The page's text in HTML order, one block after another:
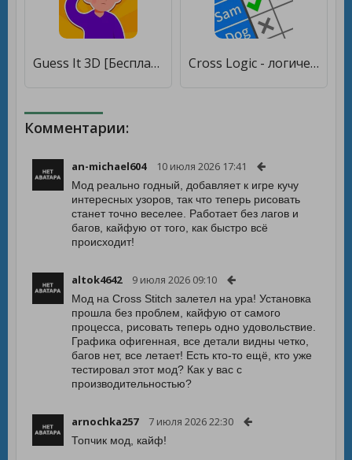
Guess It 3D [Бесплатные покупки] Cross Logic - логические игры [Много монет]
Комментарии:
an-michael604 10 июля 2026 17:41
Мод реально годный, добавляет к игре кучу
интересных узоров, так что теперь рисовать
станет точно веселее. Работает без лагов и
багов, кайфую от того, как быстро всё
происходит!
altok4642 9 июля 2026 09:10
Мод на Cross Stitch залетел на ура! Установка
прошла без проблем, кайфую от самого
процесса, рисовать теперь одно удовольствие.
Графика офигенная, все детали видны четко,
багов нет, все летает! Есть кто-то ещё, кто уже
тестировал этот мод? Как у вас с
производительностью?
arnochka257 7 июля 2026 22:30
Топчик мод, кайф!